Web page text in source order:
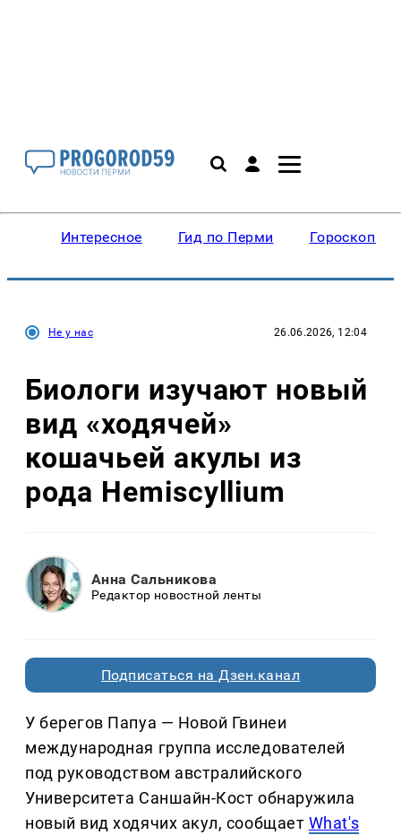
Интересное Гид по Перми Гороскопы
Не у нас 26.06.2026, 12:04
Биологи изучают новый
вид «ходячей»
кошачьей акулы из
рода Hemiscyllium
Анна Сальникова
Редактор новостной ленты
Подписаться на Дзен.канал
У берегов Папуа — Новой Гвинеи
международная группа исследователей
под руководством австралийского
Университета Саншайн-Кост обнаружила
новый вид ходячих акул, сообщает What's